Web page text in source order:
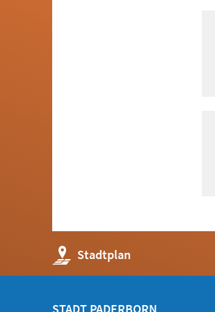
Stadtplan
(Öffnet
in
einem
Tab)